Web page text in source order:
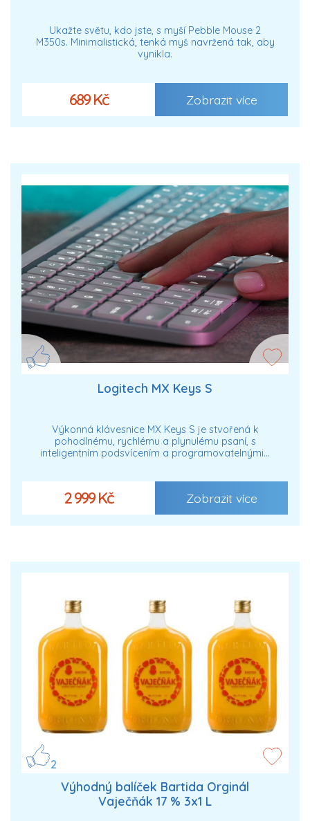
Ukažte světu, kdo jste, s myší Pebble Mouse 2
M350s. Minimalistická, tenká myš navržená tak, aby
vynikla.
689 Kč Zobrazit více
Logitech MX Keys S
Výkonná klávesnice MX Keys S je stvořená k
pohodlnému, rychlému a plynulému psaní, s
inteligentním podsvícením a programovatelnými…
2 999 Kč Zobrazit více
2
Výhodný balíček Bartida Orginál
Vaječňák 17 % 3x1 L